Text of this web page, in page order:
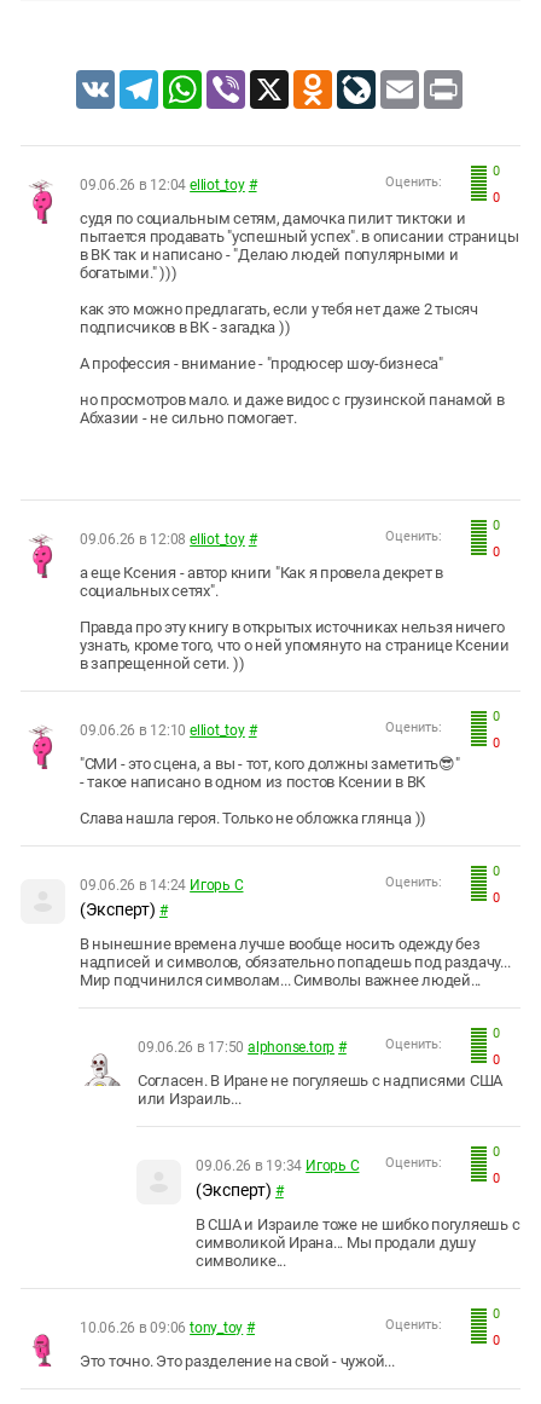
VK TelegramWhatsApp
Viber X Odnoklassniki
LiveJournal
Email Print
0
0
Оценить:
09.06.26 в 12:04 elliot_toy #
судя по социальным сетям, дамочка пилит тиктоки и
пытается продавать "успешный успех". в описании страницы
в ВК так и написано - "Делаю людей популярными и
богатыми." )))
как это можно предлагать, если у тебя нет даже 2 тысяч
подписчиков в ВК - загадка ))
А профессия - внимание - "продюсер шоу-бизнеса"
но просмотров мало. и даже видос с грузинской панамой в
Абхазии - не сильно помогает.
0
0
Оценить:
09.06.26 в 12:08 elliot_toy #
а еще Ксения - автор книги "Как я провела декрет в
социальных сетях".
Правда про эту книгу в открытых источниках нельзя ничего
узнать, кроме того, что о ней упомянуто на странице Ксении
в запрещенной сети. ))
0
0
Оценить:
09.06.26 в 12:10 elliot_toy #
"СМИ - это сцена, а вы - тот, кого должны заметить😎"
- такое написано в одном из постов Ксении в ВК
Слава нашла героя. Только не обложка глянца ))
0
0
Оценить:
09.06.26 в 14:24 Игорь С
(Эксперт) #
В нынешние времена лучше вообще носить одежду без
надписей и символов, обязательно попадешь под раздачу...
Мир подчинился символам... Символы важнее людей...
0
0
Оценить:
09.06.26 в 17:50 alphonse.torp #
Согласен. В Иране не погуляешь с надписями США
или Израиль...
0
0
Оценить:
09.06.26 в 19:34 Игорь С
(Эксперт) #
В США и Израиле тоже не шибко погуляешь с
символикой Ирана... Мы продали душу
символике...
0
0
Оценить:
10.06.26 в 09:06 tony_toy #
Это точно. Это разделение на свой - чужой...